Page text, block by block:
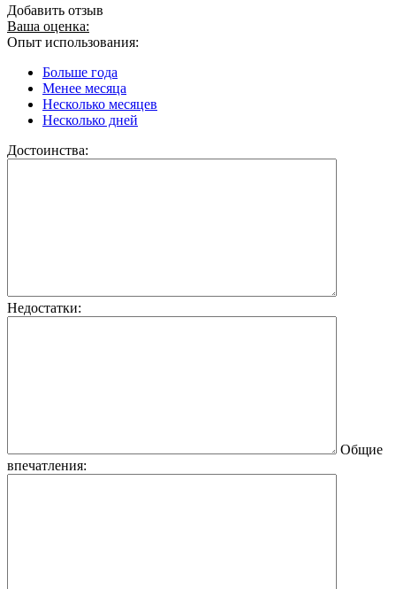
Добавить отзыв
Ваша оценка:
Опыт использования:
Больше года
Менее месяца
Несколько месяцев
Несколько дней
Достоинства:
Недостатки:
Общие
впечатления: